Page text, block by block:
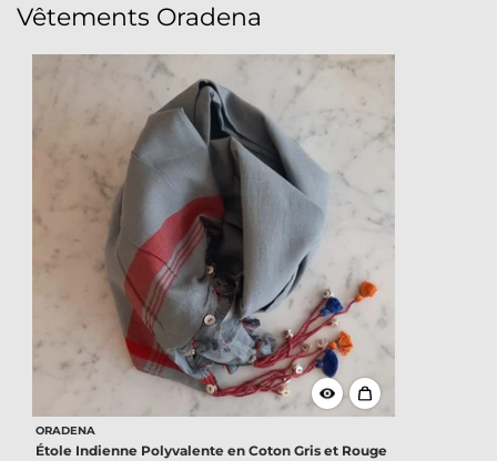
Vêtements Oradena
ORADENA
Étole Indienne Polyvalente en Coton Gris et Rouge